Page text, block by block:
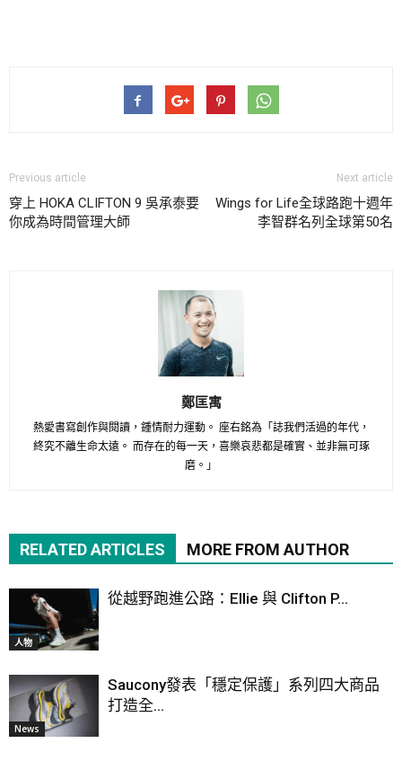
Previous article
穿上 HOKA CLIFTON 9 吳承泰要
你成為時間管理大師
Next article
Wings for Life全球路跑十週年
李智群名列全球第50名
鄭匡寓
熱愛書寫創作與閱讀，鍾情耐力運動。 座右銘為「誌我們活過的年代，
終究不離生命太遠。 而存在的每一天，喜樂哀悲都是確實、並非無可琢
磨。」
RELATED ARTICLES MORE FROM AUTHOR
人物
從越野跑進公路：Ellie 與 Clifton P...
News
Saucony發表「穩定保護」系列四大商品
打造全...